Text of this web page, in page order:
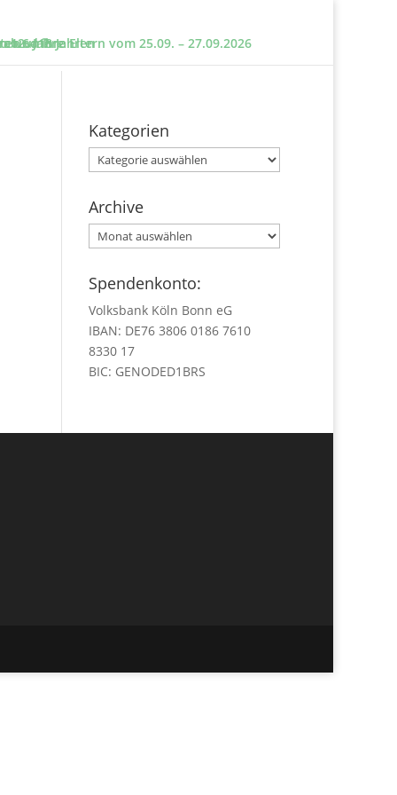
und ihre Eltern vom 25.09. – 27.09.2026
um?
12 – 18 Jahren
6 Jahre
Kategorien
Kategorien
Archive
Archive
Spendenkonto:
Volksbank Köln Bonn eG
IBAN: DE76 3806 0186 7610
8330 17
BIC: GENODED1BRS